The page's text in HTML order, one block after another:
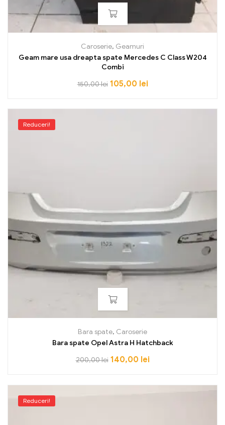
Caroserie, Geamuri
Geam mare usa dreapta spate Mercedes C Class W204
Combi
150,00lei 105,00 lei
Reduceri!
Bara spate, Caroserie
Bara spate Opel Astra H Hatchback
200,00lei 140,00 lei
Reduceri!